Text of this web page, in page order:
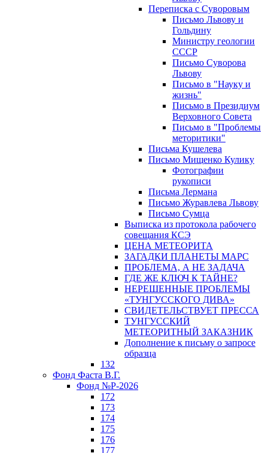
Переписка с Суворовым
Письмо Львову и
Гольдину
Министру геологии
СССР
Письмо Суворова
Львову
Письмо в "Науку и
жизнь"
Письмо в Президиум
Верховного Совета
Письмо в "Проблемы
меторитики"
Письма Кушелева
Письмо Мищенко Кулику
Фотографии
рукописи
Письма Лермана
Письмо Журавлева Львову
Письмо Сумца
Выписка из протокола рабочего
совещания КСЭ
ЦЕНА МЕТЕОРИТА
ЗАГАДКИ ПЛАНЕТЫ МАРС
ПРОБЛЕМА, А НЕ ЗАДАЧА
ГДЕ ЖЕ КЛЮЧ К ТАЙНЕ?
НЕРЕШЕННЫЕ ПРОБЛЕМЫ
«ТУНГУССКОГО ДИВА»
СВИДЕТЕЛЬСТВУЕТ ПРЕССА
ТУНГУССКИЙ
МЕТЕОРИТНЫЙ ЗАКАЗНИК
Дополнение к письму о запросе
образца
132
Фонд Фаста В.Г.
Фонд №Р-2026
172
173
174
175
176
177